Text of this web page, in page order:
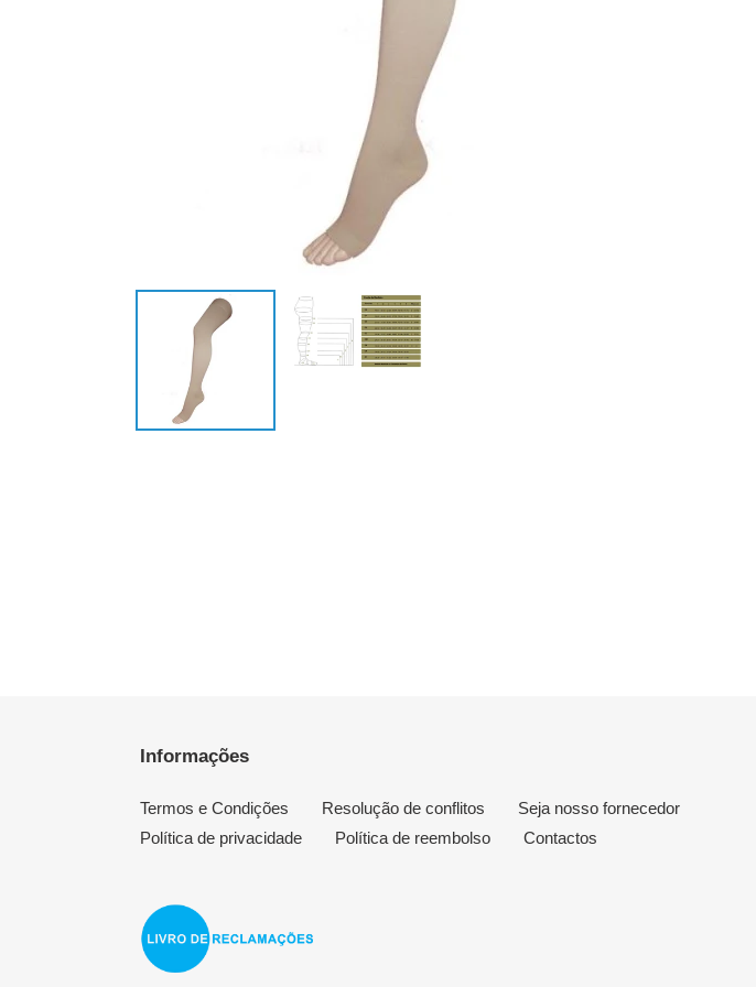
Informações
Termos e Condições Resolução de conflitos
Seja nosso fornecedor
Política de privacidade
Política de reembolso Contactos